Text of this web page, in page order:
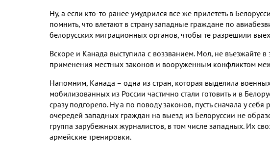
Ну, а если кто-то ранее умудрился все же прилететь в
помнить, что влетают в страну западные граждане по
белорусских миграционных органов, чтобы те разрешили
Вскоре и Канада выступила с воззванием. Мол, не въезжайте в
применения местных законов и вооружённым конфликтом
Напомним, Канада – одна из стран, которая выделила
мобилизованных из России частично стали готовить и в
сразу подгорело. Ну а по поводу законов, пусть сначала у
очередей западных граждан на выезд из Белоруссии не
группа зарубежных журналистов, в том числе западных. Их
армейские тренировки.